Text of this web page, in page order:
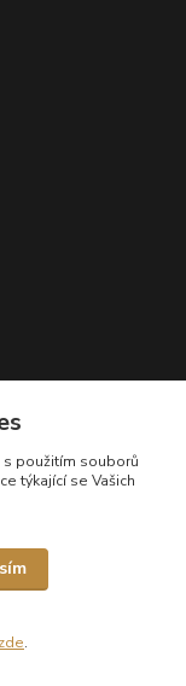
s použitím souborů
týkající se Vašich
zde.